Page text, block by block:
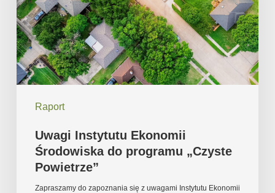
Raport
do
programu
„Czyste
Powietrze”
Uwagi Instytutu Ekonomii
Środowiska do programu „Czyste
Powietrze”
Zapraszamy do zapoznania się z uwagami Instytutu Ekonomii